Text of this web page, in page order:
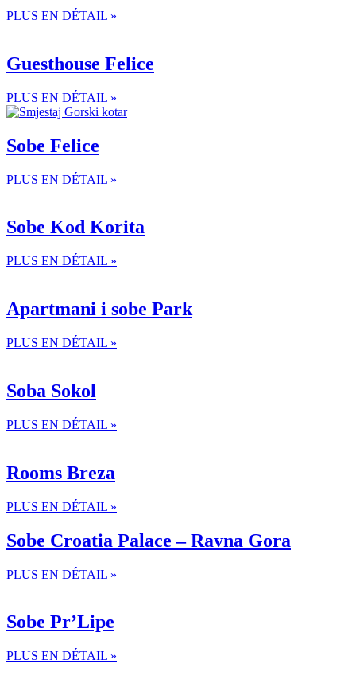
PLUS EN DÉTAIL »
Guesthouse Felice
PLUS EN DÉTAIL »
Sobe Felice
PLUS EN DÉTAIL »
Sobe Kod Korita
PLUS EN DÉTAIL »
Apartmani i sobe Park
PLUS EN DÉTAIL »
Soba Sokol
PLUS EN DÉTAIL »
Rooms Breza
PLUS EN DÉTAIL »
Sobe Croatia Palace – Ravna Gora
PLUS EN DÉTAIL »
Sobe Pr’Lipe
PLUS EN DÉTAIL »